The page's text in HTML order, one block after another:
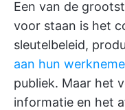
Een van de
voor staan is het
sleutelbeleid,
aan hun
publiek. Maar het
informatie en het